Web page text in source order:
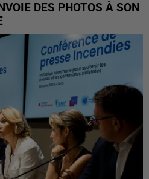
DES PHOTOS À SON